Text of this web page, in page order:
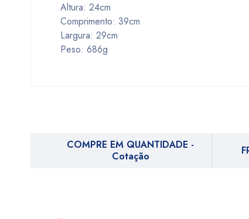
Altura: 24cm
Comprimento: 39cm
Largura: 29cm
Peso: 686g
COMPRE EM QUANTIDADE -
Cotação